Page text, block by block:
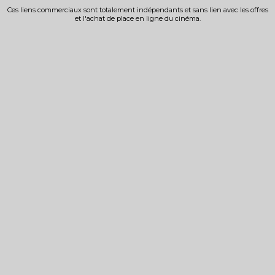
Ces liens commerciaux sont totalement indépendants et sans lien avec les offres
et l'achat de place en ligne du cinéma.